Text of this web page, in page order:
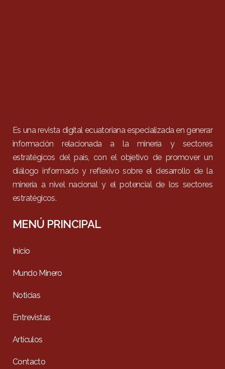
Es una revista digital ecuatoriana especializada en generar
información relacionada a la minería y sectores
estratégicos del país, con el objetivo de promover un
diálogo informado y reflexivo sobre el desarrollo de la
minería a nivel nacional y el potencial de los sectores
estratégicos.
MENÚ PRINCIPAL
Inicio
Mundo Minero
Noticias
Entrevistas
Artículos
Contacto